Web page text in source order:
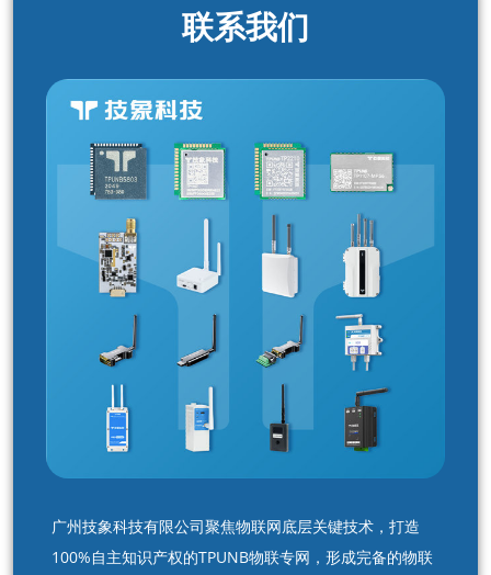
联系我们
广州技象科技有限公司聚焦物联网底层关键技术，打造
100%自主知识产权的TPUNB物联专网，形成完备的物联